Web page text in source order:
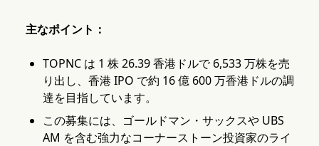
主なポイント：
TOPNC は 1 株 26.39 香港ドルで 6,533 万株を売
り出し、香港 IPO で約 16 億 600 万香港ドルの調
達を目指しています。
この募集には、ゴールドマン・サックスや UBS
AM を含む強力なコーナーストーン投資家のライ